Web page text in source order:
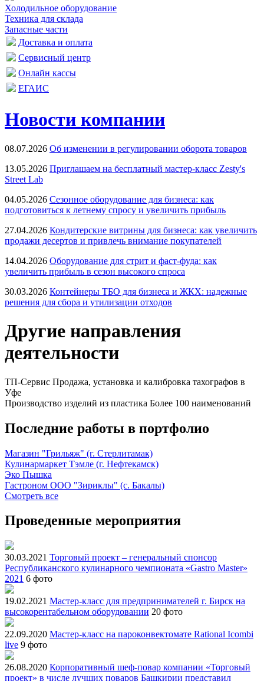
Холодильное оборудование
Техника для склада
Запасные части
Доставка и оплата
Сервисный центр
Онлайн кассы
ЕГАИС
Новости компании
08.07.2026 Об изменении в регулировании оборота товаров
13.05.2026 Приглашаем на бесплатный мастер-класс Zesty's
Street Lab
04.05.2026 Сезонное оборудование для бизнеса: как
подготовиться к летнему спросу и увеличить прибыль
27.04.2026 Кондитерские витрины для бизнеса: как увеличить
продажи десертов и привлечь внимание покупателей
14.04.2026 Оборудование для стрит и фаст-фуда: как
увеличить прибыль в сезон высокого спроса
30.03.2026 Контейнеры ТБО для бизнеса и ЖКХ: надежные
решения для сбора и утилизации отходов
Другие направления
деятельности
ТП-Сервис Продажа, установка и калибровка тахографов в
Уфе
Производство изделий из пластика Более 100 наименований
Последние работы в портфолио
Магазин "Грильяж" (г. Стерлитамак)
Кулинармаркет Тэмле (г. Нефтекамск)
Эко Пышка
Гастроном ООО "Зириклы" (с. Бакалы)
Смотреть все
Проведенные мероприятия
30.03.2021 Торговый проект – генеральный спонсор
Республиканского кулинарного чемпионата «Gastro Master»
2021 6 фото
19.02.2021 Мастер-класс для предпринимателей г. Бирск на
высокорентабельном оборудовании 20 фото
22.09.2020 Мастер-класс на пароконвектомате Rational Icombi
live 9 фото
26.08.2020 Корпоративный шеф-повар компании «Торговый
проект» в числе лучших поваров Башкирии представил